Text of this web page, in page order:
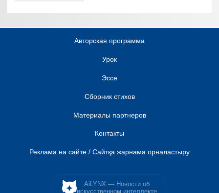
Авторская программа
Урок
Эссе
Сборник стихов
Материалы партнеров
Контакты
Реклама на сайте / Сайтқа жарнама орналастыру
AiLYNX — Новости об
искусственном интеллекте